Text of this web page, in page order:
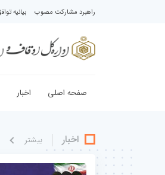
راهبرد مشارکت مصوب بیانیه
صفحه اصلی اخبار
اخبار بيشتر